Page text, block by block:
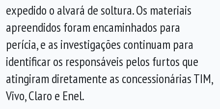
expedido o alvará de soltura. Os materiais
apreendidos foram encaminhados para
perícia, e as investigações continuam para
identificar os responsáveis pelos furtos que
atingiram diretamente as concessionárias TIM,
Vivo, Claro e Enel.